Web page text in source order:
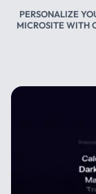
PERSONALIZE
MICROSITE WITH